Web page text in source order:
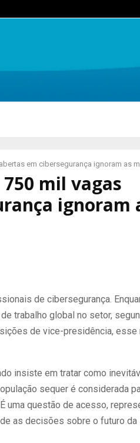
em cibersegurança ignoram as
mil vagas
ignoram
de cibersegurança.
trabalho global no setor,
de vice-presidência, esse
insiste em tratar como
sequer é considerada
uma questão de acesso,
as decisões sobre o futuro da